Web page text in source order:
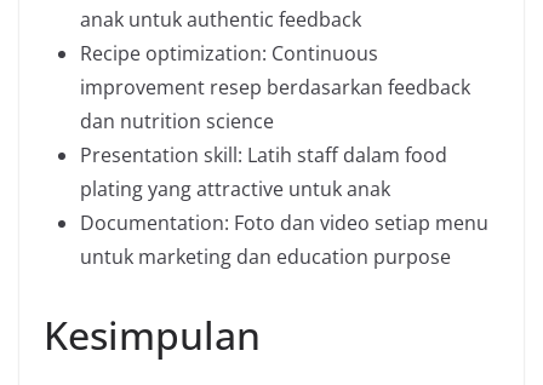
anak untuk authentic feedback
Recipe optimization: Continuous
improvement resep berdasarkan feedback
dan nutrition science
Presentation skill: Latih staff dalam food
plating yang attractive untuk anak
Documentation: Foto dan video setiap menu
untuk marketing dan education purpose
Kesimpulan